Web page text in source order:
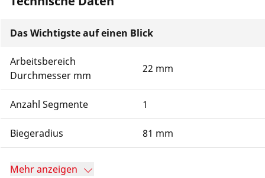
Das Wichtigste auf einen Blick
Arbeitsbereich
Durchmesser mm
22 mm
Anzahl Segmente 1
Biegeradius 81 mm
Mehr anzeigen